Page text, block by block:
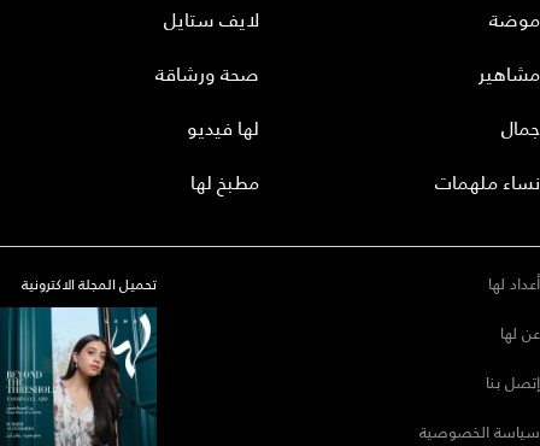
موضة
مشاهير
جمال
نساء ملهمات
لايف ستايل
صحة ورشاقة
لها فيديو
مطبخ لها
أعداد لها
عن لها
إتصل بنا
سياسة الخصوصية
تحميل المجلة الاكترونية